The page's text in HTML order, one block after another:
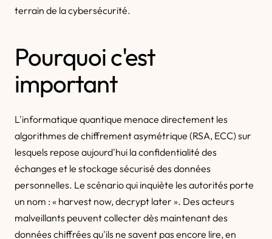
terrain de la cybersécurité.
Pourquoi c'est
important
L'informatique quantique menace directement les
algorithmes de chiffrement asymétrique (RSA, ECC) sur
lesquels repose aujourd'hui la confidentialité des
échanges et le stockage sécurisé des données
personnelles. Le scénario qui inquiète les autorités porte
un nom : « harvest now, decrypt later ». Des acteurs
malveillants peuvent collecter dès maintenant des
données chiffrées qu'ils ne savent pas encore lire, en